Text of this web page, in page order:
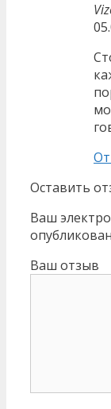
Оставить
Ваш
Ваш отзыв